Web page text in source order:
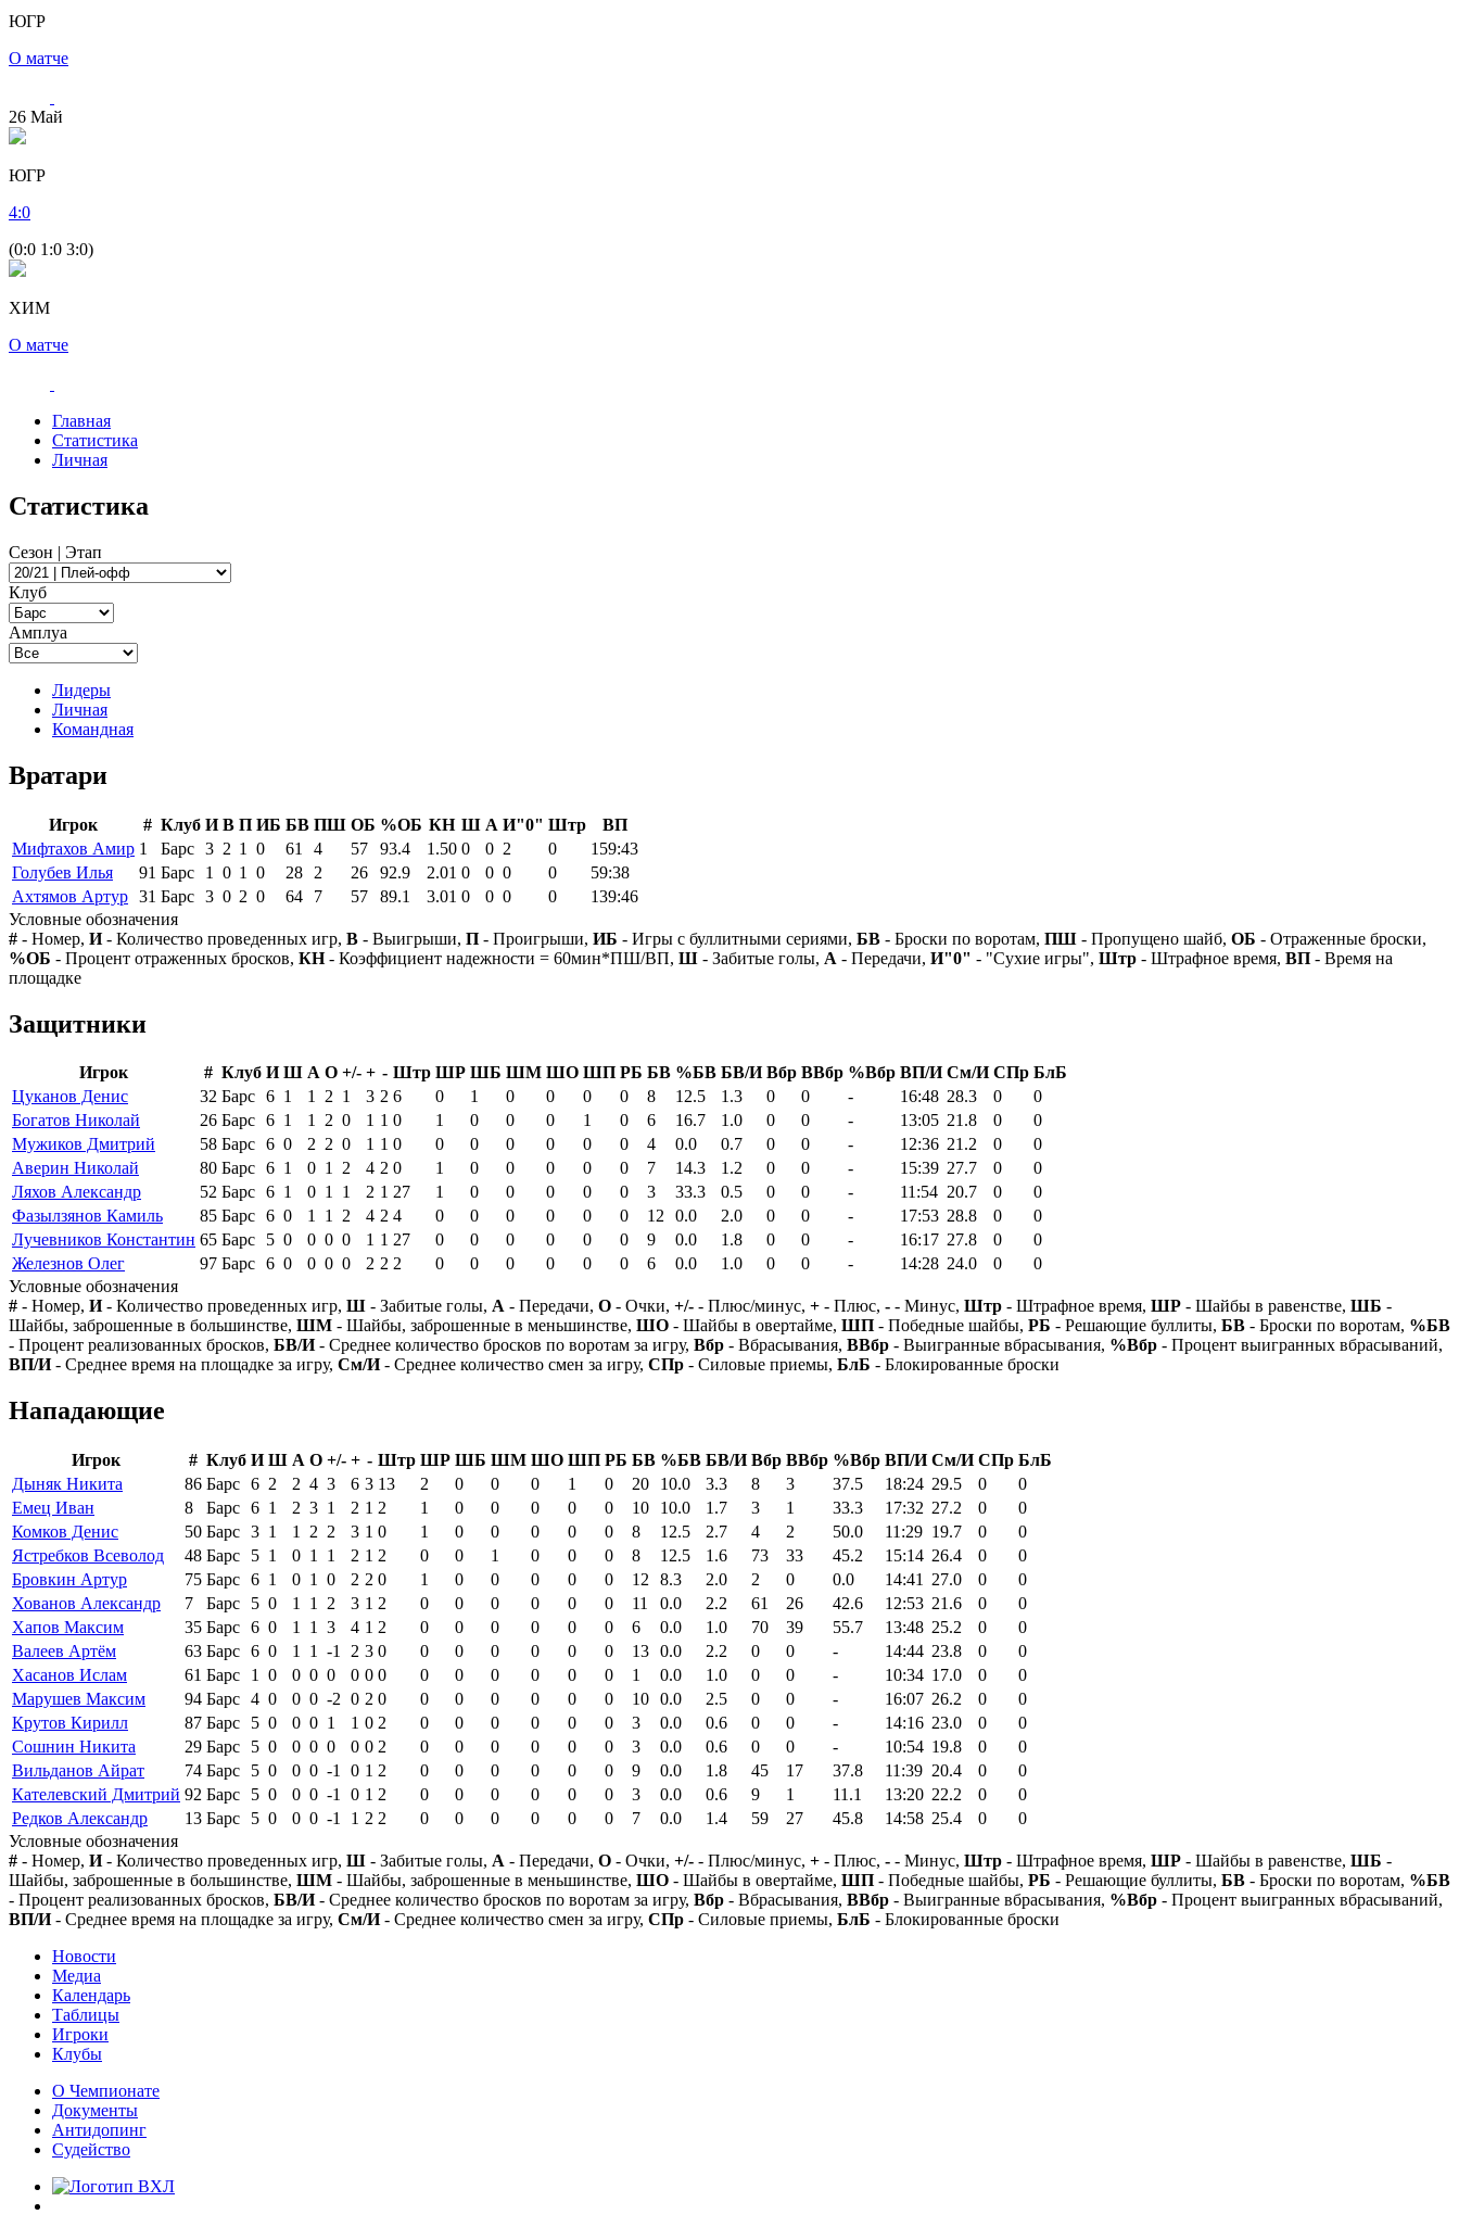
ЮГР
О матче
26 Май
ЮГР
4:0
(0:0 1:0 3:0)
ХИМ
О матче
Главная
Статистика
Личная
Статистика
Сезон | Этап
Клуб
Амплуа
Лидеры
Личная
Командная
Вратари
Игрок # Клуб И В П ИБ БВ ПШ ОБ %ОБ КН Ш А И"0" Штр
ВП
Мифтахов Амир 1 Барс 3 2 1 0 61 4 57 93.4 1.50 0 0 2 0
159:43
Голубев Илья
91 Барс 1 0 1 0 28 2 26 92.9 2.01 0 0 0 0
59:38
Ахтямов Артур 31 Барс 3 0 2 0 64 7 57 89.1 3.01 0 0 0 0
139:46
Условные обозначения
# - Номер, И- Количество проведенных игр, В - Выигрыши, П - Проигрыши, ИБ - Игры с буллитными сериями, БВ - Броски по воротам, ПШ - Пропущено шайб, ОБ - Отраженные броски,
%ОБ - Процент отраженных бросков, КН- Коэффициент надежности = 60мин*ПШ/ВП, Ш - Забитые голы, А - Передачи, И"0" - "Сухие игры", Штр - Штрафное время, ВП - Время на
площадке
Защитники
Игрок # Клуб И Ш А О +/- + - Штр ШР ШБ ШМ ШО ШП РБ БВ %БВ БВ/И Вбр ВВбр %Вбр ВП/И См/И СПр БлБ
Цуканов Денис
32 Барс 6 1 1 2 1 3 2 6 0 1 0 0 0 0 8 12.5 1.3 0 0 - 16:48 28.3 0
0
Богатов Николай
26 Барс 6 1 1 2 0 1 1 0 1 0 0 0 1 0 6 16.7 1.0 0 0 - 13:05 21.8 0
0
Мужиков Дмитрий
58 Барс 6 0 2 2 0 1 1 0 0 0 0 0 0 0 4 0.0 0.7 0 0 - 12:36 21.2 0
0
Аверин Николай
80 Барс 6 1 0 1 2 4 2 0 1 0 0 0 0 0 7 14.3 1.2 0 0 - 15:39 27.7 0
0
Ляхов Александр
52 Барс 6 1 0 1 1 2 1 27 1 0 0 0 0 0 3 33.3 0.5 0 0 - 11:54 20.7 0
0
Фазылзянов Камиль
85 Барс 6 0 1 1 2 4 2 4 0 0 0 0 0 0 12 0.0 2.0 0 0 - 17:53 28.8 0
0
Лучевников Константин 65 Барс 5 0 0 0 0 1 1 27 0 0 0 0 0 0 9 0.0 1.8 0 0 - 16:17 27.8 0
0
Железнов Олег
97 Барс 6 0 0 0 0 2 2 2 0 0 0 0 0 0 6 0.0 1.0 0 0 - 14:28 24.0 0
0
Условные обозначения
# - Номер, И- Количество проведенных игр, Ш - Забитые голы, А - Передачи, О - Очки, +/- - Плюс/минус, + - Плюс, - - Минус, Штр - Штрафное время, ШР - Шайбы в равенстве, ШБ -
Шайбы, заброшенные в большинстве, ШМ - Шайбы, заброшенные в меньшинстве, ШО - Шайбы в овертайме, ШП - Победные шайбы, РБ - Решающие буллиты, БВ - Броски по воротам, %БВ
- Процент реализованных бросков, БВ/И- Среднее количество бросков по воротам за игру, Вбр - Вбрасывания, ВВбр - Выигранные вбрасывания, %Вбр - Процент выигранных вбрасываний,
ВП/И- Среднее время на площадке за игру, См/И- Среднее количество смен за игру, СПр - Силовые приемы, БлБ - Блокированные броски
Нападающие
Игрок # Клуб И Ш А О +/- + - Штр ШР ШБ ШМ ШО ШП РБ БВ %БВ БВ/И Вбр ВВбр %Вбр ВП/И См/И СПр БлБ
Дыняк Никита
86 Барс 6 2 2 4 3 6 3 13 2 0 0 0 1 0 20 10.0 3.3 8 3 37.5 18:24 29.5 0
0
Емец Иван
8 Барс 6 1 2 3 1 2 1 2 1 0 0 0 0 0 10 10.0 1.7 3 1 33.3 17:32 27.2 0
0
Комков Денис
50 Барс 3 1 1 2 2 3 1 0 1 0 0 0 0 0 8 12.5 2.7 4 2 50.0 11:29 19.7 0
0
Ястребков Всеволод
48 Барс 5 1 0 1 1 2 1 2 0 0 1 0 0 0 8 12.5 1.6 73 33 45.2 15:14 26.4 0
0
Бровкин Артур
75 Барс 6 1 0 1 0 2 2 0 1 0 0 0 0 0 12 8.3 2.0 2 0 0.0 14:41 27.0 0
0
Хованов Александр
7 Барс 5 0 1 1 2 3 1 2 0 0 0 0 0 0 11 0.0 2.2 61 26 42.6 12:53 21.6 0
0
Хапов Максим
35 Барс 6 0 1 1 3 4 1 2 0 0 0 0 0 0 6 0.0 1.0 70 39 55.7 13:48 25.2 0
0
Валеев Артём
63 Барс 6 0 1 1 -1 2 3 0 0 0 0 0 0 0 13 0.0 2.2 0 0 - 14:44 23.8 0
0
Хасанов Ислам
61 Барс 1 0 0 0 0 0 0 0 0 0 0 0 0 0 1 0.0 1.0 0 0 - 10:34 17.0 0
0
Марушев Максим
94 Барс 4 0 0 0 -2 0 2 0 0 0 0 0 0 0 10 0.0 2.5 0 0 - 16:07 26.2 0
0
Крутов Кирилл
87 Барс 5 0 0 0 1 1 0 2 0 0 0 0 0 0 3 0.0 0.6 0 0 - 14:16 23.0 0
0
Сошнин Никита
29 Барс 5 0 0 0 0 0 0 2 0 0 0 0 0 0 3 0.0 0.6 0 0 - 10:54 19.8 0
0
Вильданов Айрат
74 Барс 5 0 0 0 -1 0 1 2 0 0 0 0 0 0 9 0.0 1.8 45 17 37.8 11:39 20.4 0
0
Кателевский Дмитрий 92 Барс 5 0 0 0 -1 0 1 2 0 0 0 0 0 0 3 0.0 0.6 9 1 11.1 13:20 22.2 0
0
Редков Александр
13 Барс 5 0 0 0 -1 1 2 2 0 0 0 0 0 0 7 0.0 1.4 59 27 45.8 14:58 25.4 0
0
Условные обозначения
# - Номер, И- Количество проведенных игр, Ш - Забитые голы, А - Передачи, О - Очки, +/- - Плюс/минус, + - Плюс, - - Минус, Штр - Штрафное время, ШР - Шайбы в равенстве, ШБ -
Шайбы, заброшенные в большинстве, ШМ - Шайбы, заброшенные в меньшинстве, ШО - Шайбы в овертайме, ШП - Победные шайбы, РБ - Решающие буллиты, БВ - Броски по воротам, %БВ
- Процент реализованных бросков, БВ/И- Среднее количество бросков по воротам за игру, Вбр - Вбрасывания, ВВбр - Выигранные вбрасывания, %Вбр - Процент выигранных вбрасываний,
ВП/И- Среднее время на площадке за игру, См/И- Среднее количество смен за игру, СПр - Силовые приемы, БлБ - Блокированные броски
Новости
Медиа
Календарь
Таблицы
Игроки
Клубы
О Чемпионате
Документы
Антидопинг
Судейство